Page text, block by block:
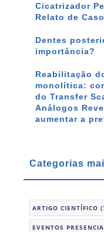
Cicatrizador
Relato de Caso
Dentes
importância?
Reabilitação
monolítica:
do Transfer
Análogos
aumentar a
Categorias
ARTIGO CIENTÍFICO
EVENTOS